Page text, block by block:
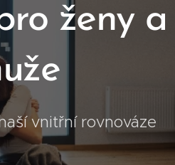
ženy a
vnitřní rovnováze